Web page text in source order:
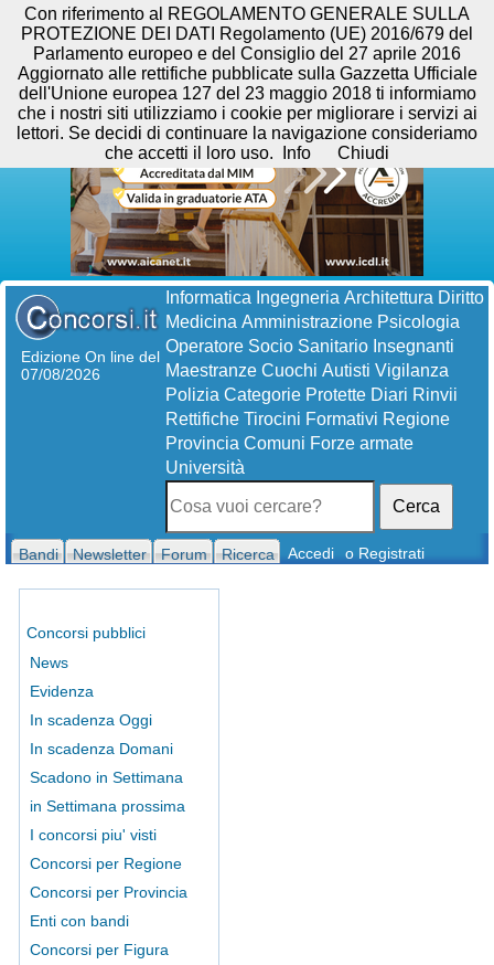
Edizione On line del
07/08/2026
Informatica Ingegneria Architettura Diritto
Medicina Amministrazione Psicologia
Operatore Socio Sanitario Insegnanti
Maestranze Cuochi Autisti Vigilanza
Polizia Categorie Protette Diari Rinvii
Rettifiche Tirocini Formativi Regione
Provincia Comuni Forze armate
Università
Cerca
Bandi Newsletter Forum Ricerca Accedi o Registrati
Concorsi pubblici
News
Evidenza
In scadenza Oggi
In scadenza Domani
Scadono in Settimana
in Settimana prossima
I concorsi piu' visti
Concorsi per Regione
Concorsi per Provincia
Enti con bandi
Concorsi per Figura
Con riferimento al REGOLAMENTO GENERALE SULLA
PROTEZIONE DEI DATI Regolamento (UE) 2016/679 del
Parlamento europeo e del Consiglio del 27 aprile 2016
Aggiornato alle rettifiche pubblicate sulla Gazzetta Ufficiale
dell'Unione europea 127 del 23 maggio 2018 ti informiamo
che i nostri siti utilizziamo i cookie per migliorare i servizi ai
lettori. Se decidi di continuare la navigazione consideriamo
che accetti il loro uso.
Info Chiudi